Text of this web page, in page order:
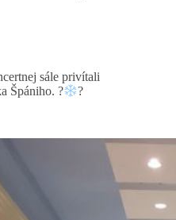
sále privítali
Špániho. ? ?